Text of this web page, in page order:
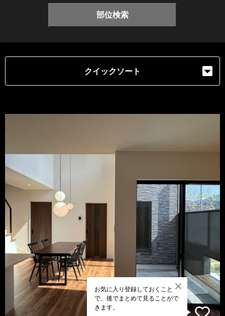
部位検索
クイックソート
お気に入り登録しておくこと
で、後でまとめて見ることがで
きます。